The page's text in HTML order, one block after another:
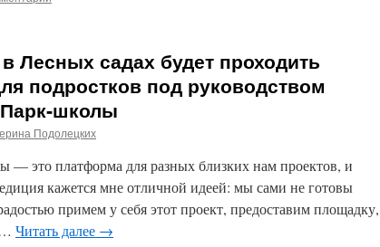
Лесных садах будет проходить
подростков под руководством
Подолецких
— это платформа для разных близких нам проектов, и
кажется мне отличной идеей: мы сами не готовы
примем у себя этот проект, предоставим площадку,
Читать далее →